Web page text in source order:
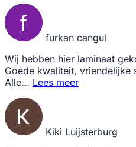
furkan cangul
Wij hebben hier laminaat
Goede kwaliteit, vriendelijke
Alle… Lees meer
Kiki Luijsterburg